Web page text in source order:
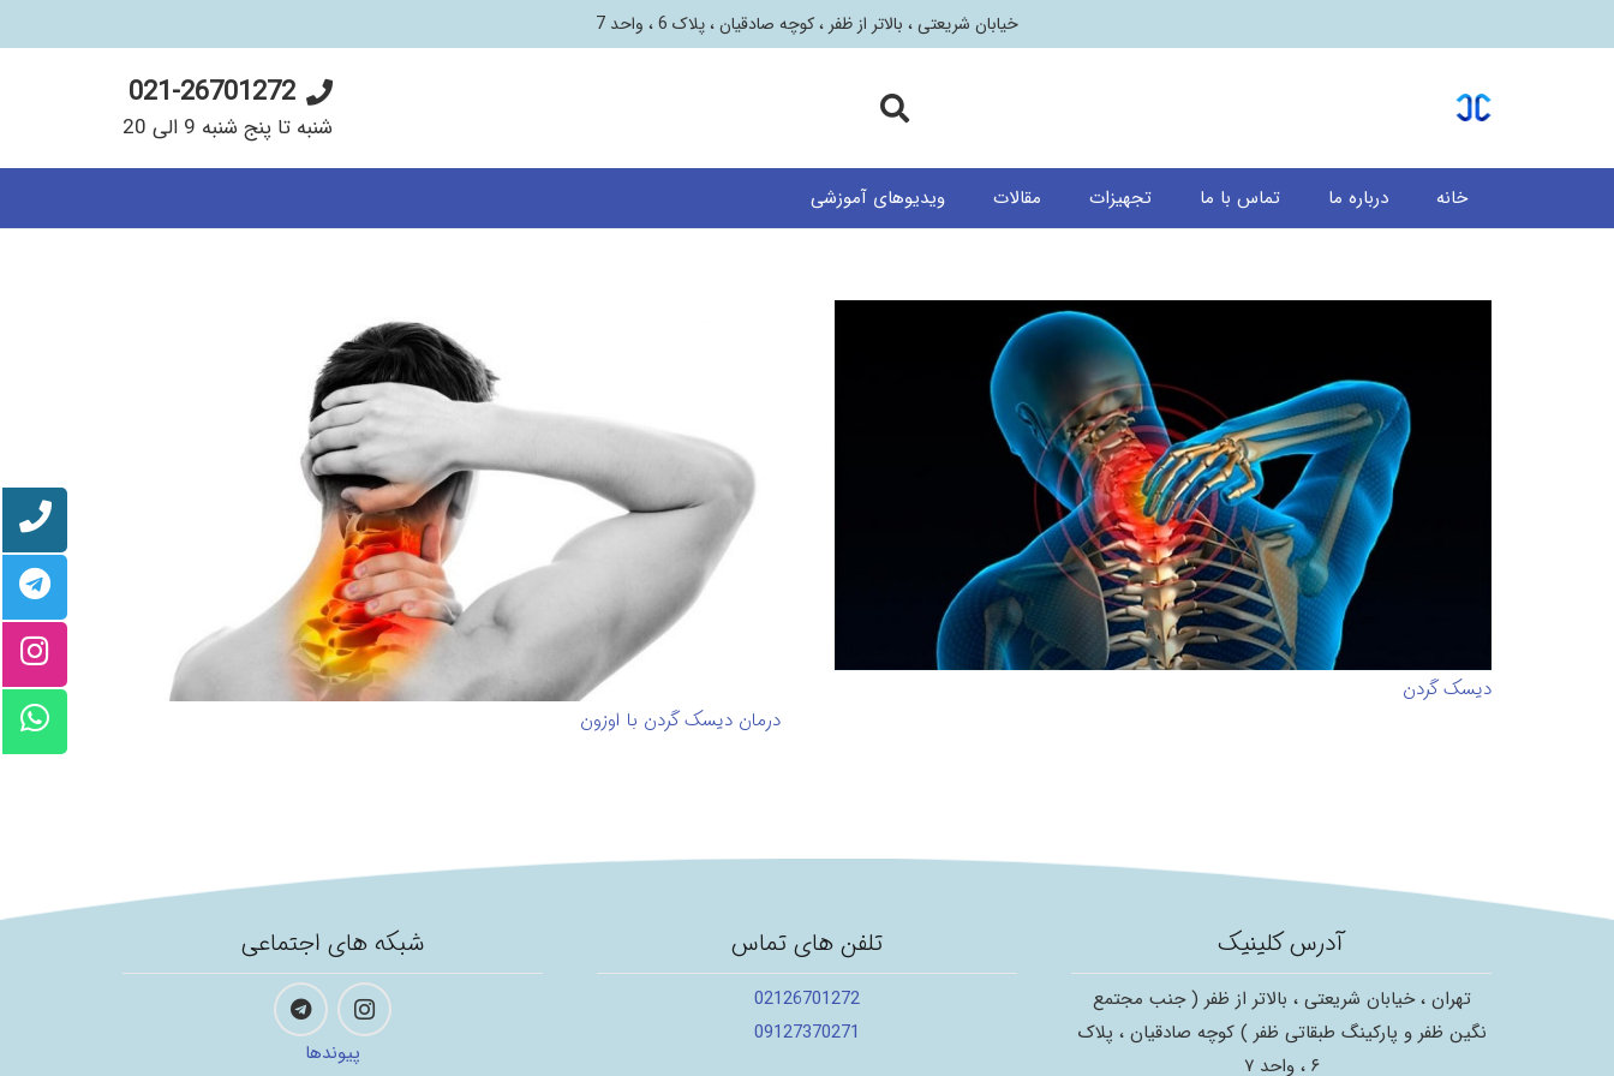
خیابان شریعتی ، بالاتر از ظفر ، کوچه صادقیان ، پلاک 6 ، واحد 7
021-26701272
شنبه تا پنج شنبه 9 الی 20
خانه درباره ما تماس با ما تجهیزات مقالات ویدیوهای آموزشی
دیسک گردن
درمان دیسک گردن با اوزون
آدرس کلینیک
تهران ، خیابان شریعتی ، بالاتر از ظفر ( جنب مجتمع
نگین ظفر و پارکینگ طبقاتی ظفر ) کوچه صادقیان ، پلاک
۶ ، واحد ۷
تلفن های تماس
02126701272
09127370271
شبکه های اجتماعی
پیوندها